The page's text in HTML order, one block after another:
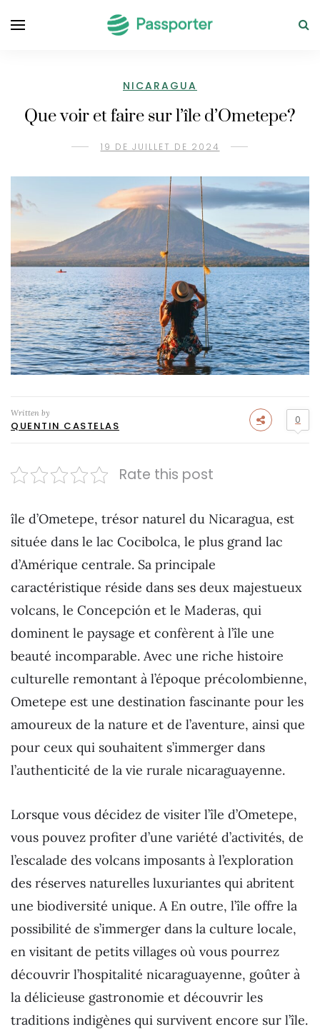
NICARAGUA
Que voir et faire sur l’île d’Ometepe?
19 DE JUILLET DE 2024
Written by
QUENTIN CASTELAS 0
Rate this post
île d’Ometepe, trésor naturel du Nicaragua, est
située dans le lac Cocibolca, le plus grand lac
d’Amérique centrale. Sa principale
caractéristique réside dans ses deux majestueux
volcans, le Concepción et le Maderas, qui
dominent le paysage et confèrent à l’île une
beauté incomparable. Avec une riche histoire
culturelle remontant à l’époque précolombienne,
Ometepe est une destination fascinante pour les
amoureux de la nature et de l’aventure, ainsi que
pour ceux qui souhaitent s’immerger dans
l’authenticité de la vie rurale nicaraguayenne.
Lorsque vous décidez de visiter l’île d’Ometepe,
vous pouvez profiter d’une variété d’activités, de
l’escalade des volcans imposants à l’exploration
des réserves naturelles luxuriantes qui abritent
une biodiversité unique. A En outre, l’île offre la
possibilité de s’immerger dans la culture locale,
en visitant de petits villages où vous pourrez
découvrir l’hospitalité nicaraguayenne, goûter à
la délicieuse gastronomie et découvrir les
traditions indigènes qui survivent encore sur l’île.